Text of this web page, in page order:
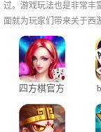
过。游戏玩法也是非常丰
面就为玩家们带来关于西
四方棋官方